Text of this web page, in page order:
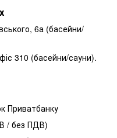
6а (басейни/
310 (басейни/сауни).
Приватбанку
/ без ПДВ)